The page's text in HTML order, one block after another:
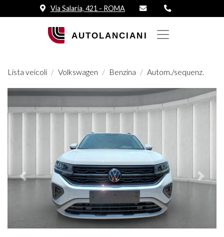
Via Salaria, 421 - ROMA
Lista veicoli Volkswagen Benzina Autom./sequenz.
Prededente